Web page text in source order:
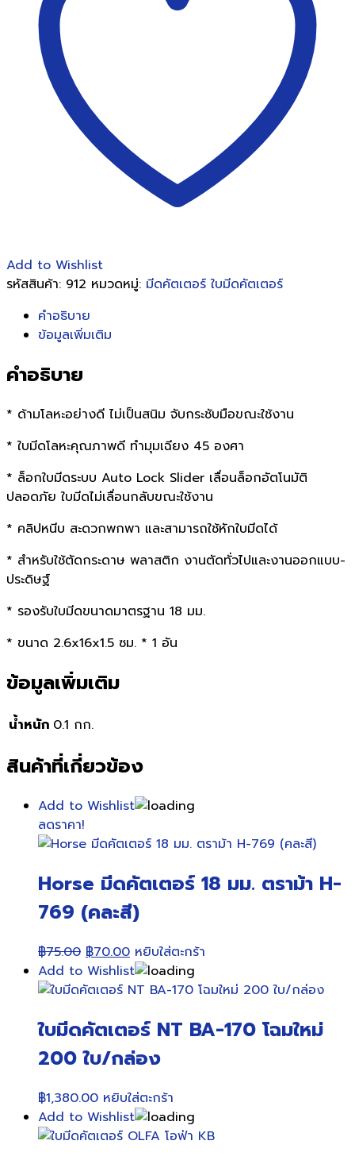
Add to Wishlist
รหัสสินค้า: 912 หมวดหมู่: มีดคัตเตอร์ ใบมีดคัตเตอร์
คำอธิบาย
ข้อมูลเพิ่มเติม
คำอธิบาย
* ด้ามโลหะอย่างดี ไม่เป็นสนิม จับกระชับมือขณะใช้งาน
* ใบมีดโลหะคุณภาพดี ทำมุมเฉียง 45 องศา
* ล็อกใบมีดระบบ Auto Lock Slider เลื่อนล็อกอัตโนมัติ
ปลอดภัย ใบมีดไม่เลื่อนกลับขณะใช้งาน
* คลิปหนีบ สะดวกพกพา และสามารถใช้หักใบมีดได้
* สำหรับใช้ตัดกระดาษ พลาสติก งานตัดทั่วไปและงานออกแบบ-
ประดิษฐ์
* รองรับใบมีดขนาดมาตรฐาน 18 มม.
* ขนาด 2.6x16x1.5 ซม. * 1 อัน
ข้อมูลเพิ่มเติม
น้ำหนัก 0.1 กก.
สินค้าที่เกี่ยวข้อง
Add to Wishlist
ลดราคา!
Horse มีดคัตเตอร์ 18 มม. ตราม้า H-
769 (คละสี)
฿75.00 Original
price
was:
฿70.00Current
price
is:
หยิบใส่ตะกร้า
Add to Wishlist
ใบมีดคัตเตอร์ NT BA-170 โฉมใหม่
200 ใบ/กล่อง
฿1,380.00 หยิบใส่ตะกร้า
Add to Wishlist